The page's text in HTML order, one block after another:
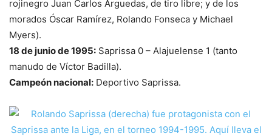
rojinegro Juan Carlos Arguedas, de tiro libre; y de los
morados Óscar Ramírez, Rolando Fonseca y Michael
Myers).
18 de junio de 1995: Saprissa 0 – Alajuelense 1 (tanto
manudo de Víctor Badilla).
Campeón nacional: Deportivo Saprissa.